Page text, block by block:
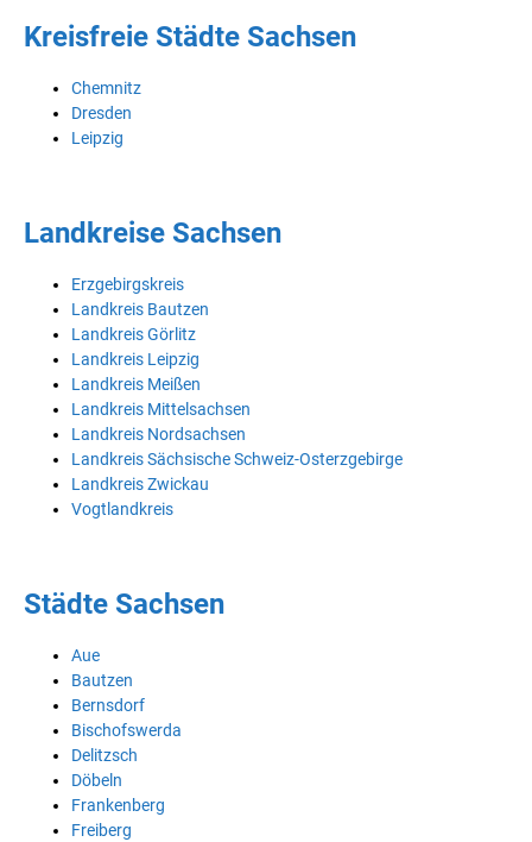
Kreisfreie Städte Sachsen
Chemnitz
Dresden
Leipzig
Landkreise Sachsen
Erzgebirgskreis
Landkreis Bautzen
Landkreis Görlitz
Landkreis Leipzig
Landkreis Meißen
Landkreis Mittelsachsen
Landkreis Nordsachsen
Landkreis Sächsische Schweiz-Osterzgebirge
Landkreis Zwickau
Vogtlandkreis
Städte Sachsen
Aue
Bautzen
Bernsdorf
Bischofswerda
Delitzsch
Döbeln
Frankenberg
Freiberg